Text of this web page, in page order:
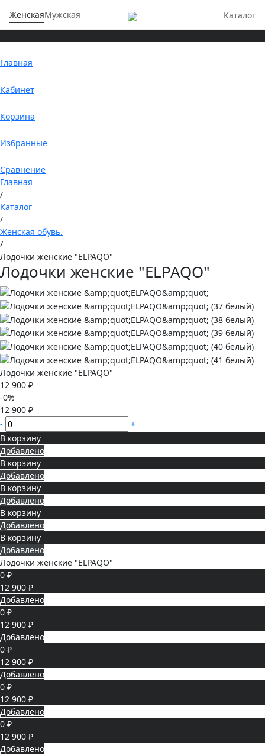
ЖенскаяМужская Каталог
Главная
Кабинет
Корзина
Избранные
Сравнение
Главная
/
Каталог
/
Женская обувь.
/
Лодочки женские "ELPAQO"
Лодочки женские "ELPAQO"
Лодочки женские "ELPAQO"
12 900 ₽
-0%
12 900 ₽
-
+
В корзину
Добавлено
В корзину
Добавлено
В корзину
Добавлено
В корзину
Добавлено
В корзину
Добавлено
Лодочки женские "ELPAQO"
0 ₽
12 900 ₽
Добавлено
0 ₽
12 900 ₽
Добавлено
0 ₽
12 900 ₽
Добавлено
0 ₽
12 900 ₽
Добавлено
0 ₽
12 900 ₽
Добавлено